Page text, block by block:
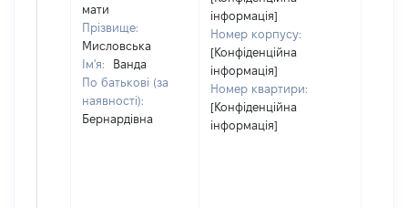
мати
Прізвище:
Мисловська
Ім'я:
Ванда
По батькові (за
наявності):
Бернардівна
інформація]
Номер корпусу:
[Конфіденційна
інформація]
Номер квартири:
[Конфіденційна
інформація]